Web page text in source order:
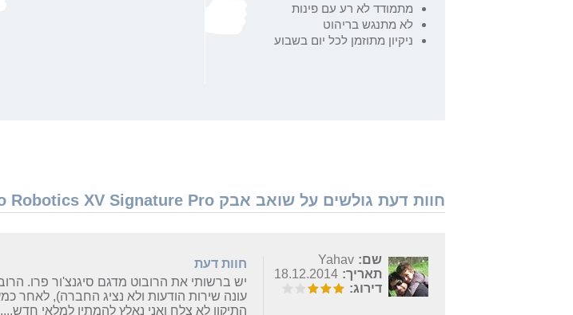
מתמודד לא רע עם פינות
לא מתנגש בריהוט
ניקיון מתוזמן לכל יום בשבוע
חוות דעת גולשים על שואב אבק Neato Robotics XV Signature Pro - נמצאו 3 חוות דעת
שם: Yahav
תאריך: 18.12.2014
דירוג:
חוות דעת
התיקון לא צלח ואני נאלץ להמתין למלאי חדש....